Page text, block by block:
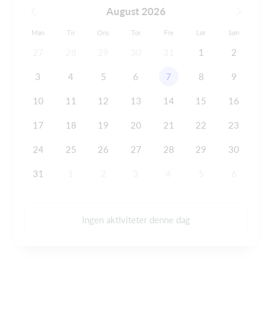
August 2026
Man Tir Ons Tor Fre Lør Søn
1 2
3 4 5 6 7 8 9
10 11 12 13 14 15 16
17 18 19 20 21 22 23
24 25 26 27 28 29 30
31
Ingen aktiviteter denne dag